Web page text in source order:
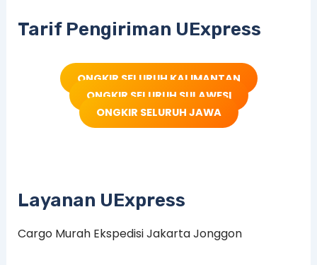
Tarif Pengiriman UExpress
ONGKIR SELURUH KALIMANTAN
ONGKIR SELURUH SULAWESI
ONGKIR SELURUH JAWA
Layanan UExpress
Cargo Murah Ekspedisi Jakarta Jonggon